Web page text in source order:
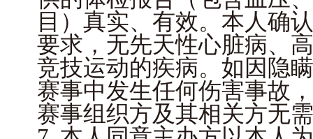
目）真实、有效。本人确
要求，无先天性心脏病、
竞技运动的疾病。如因隐
赛事中发生任何伤害事故
赛事组织方及其相关方无